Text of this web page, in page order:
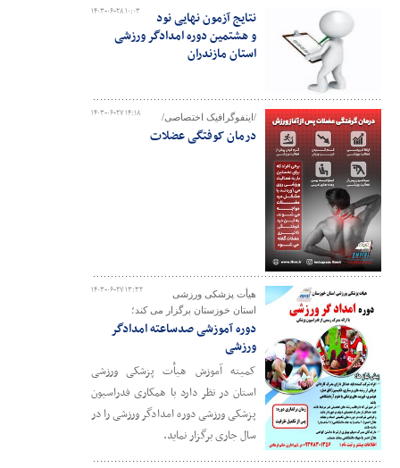
۱۴۰۳-۰۶-۲۸ ۱۰:۰۳
نتایج آزمون نهایی نود
و هشتمین دوره امدادگر ورزشی
استان مازندران
۱۴۰۳-۰۶-۲۷ ۱۴:۱۸ /اینفوگرافیک اختصاصی/
درمان کوفتگی عضلات
۱۴۰۳-۰۶-۲۷ ۱۳:۳۲
هیأت پزشکی ورزشی
استان خوزستان برگزار می کند؛
دوره آموزشی صدساعته امدادگر
ورزشی
کمیته آموزش هیأت پزشکی ورزشی
استان در نظر دارد با همکاری فدراسیون
پزشکی ورزشی دوره امدادگر ورزشی را در
سال جاری برگزار نماید.